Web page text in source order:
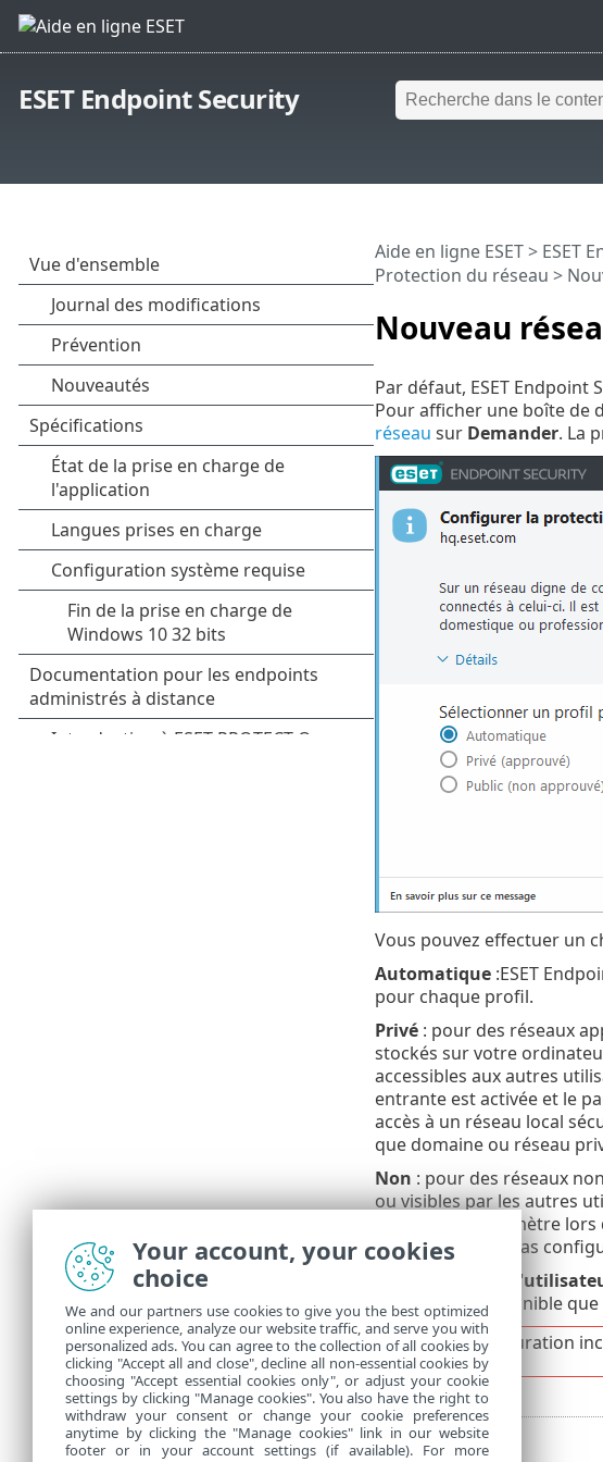
ESET Endpoint Security
Nouveau
Aide en ligne ESET> ESET
Protection du réseau >
Par défaut, ESET
Pour afficher une boîte de
réseau sur Demander. La
Vous pouvez effectuer un
Automatique:ESET
pour chaque profil.
Privé: pour des réseaux
stockés sur votre
accessibles aux autres
entrante est activée et le
accès à un réseau local
que domaine ou réseau
Non : pour des réseaux
ou visibles par les autres
d’utiliser ce paramètre
réseau qui n'est pas
Profil défini par
option n'est disponible
Une configuration
Your account, your cookies
choice
We and our partners use cookies to give you the best optimized
online experience, analyze our website traffic, and serve you with
personalized ads. You can agree to the collection of all cookies by
clicking "Accept all and close", decline all non-essential cookies by
choosing "Accept essential cookies only", or adjust your cookie
settings by clicking "Manage cookies". You also have the right to
withdraw your consent or change your cookie preferences
anytime by clicking the "Manage cookies" link in our website
footer or in your account settings (if available). For more